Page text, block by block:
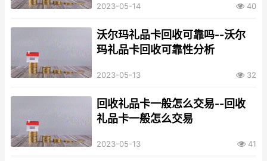
2023-05-14 40
沃尔玛礼品卡回收可靠吗--沃尔
玛礼品卡回收可靠性分析
2023-05-13 32
回收礼品卡一般怎么交易--回收
礼品卡一般怎么交易
2023-05-13 41